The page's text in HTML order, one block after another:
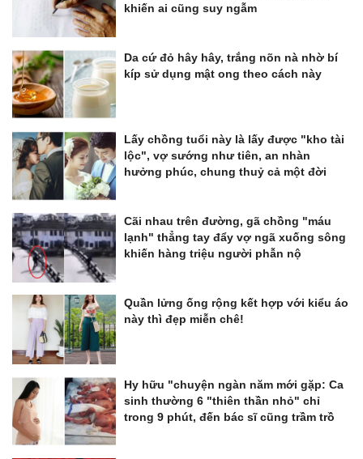
khiến ai cũng suy ngẫm
Da cứ đỏ hây hây, trắng nõn nà nhờ bí
kíp sử dụng mật ong theo cách này
Lấy chồng tuổi này là lấy được "kho tài
lộc", vợ sướng như tiên, an nhàn
hưởng phúc, chung thuỷ cả một đời
Cãi nhau trên đường, gã chồng "máu
lạnh" thẳng tay đẩy vợ ngã xuống sông
khiến hàng triệu người phẫn nộ
Quần lửng ống rộng kết hợp với kiểu áo
này thì đẹp miễn chê!
Hy hữu "chuyện ngàn năm mới gặp: Ca
sinh thường 6 "thiên thần nhỏ" chỉ
trong 9 phút, đến bác sĩ cũng trầm trồ